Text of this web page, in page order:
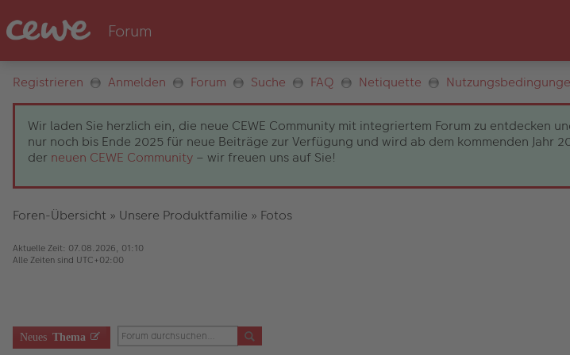
Registrieren Anmelden Forum Suche FAQ Netiquette
Wir laden Sie herzlich ein, die neue CEWE Community mit integriertem Forum zu entdecken
nur noch bis Ende 2025 für neue Beiträge zur Verfügung und wird ab dem kommenden
der neuen CEWE Community – wir freuen uns auf Sie!
Foren-Übersicht » Unsere Produktfamilie » Fotos
Aktuelle Zeit: 07.08.2026, 01:10
Alle Zeiten sind UTC+02:00
Neues Thema